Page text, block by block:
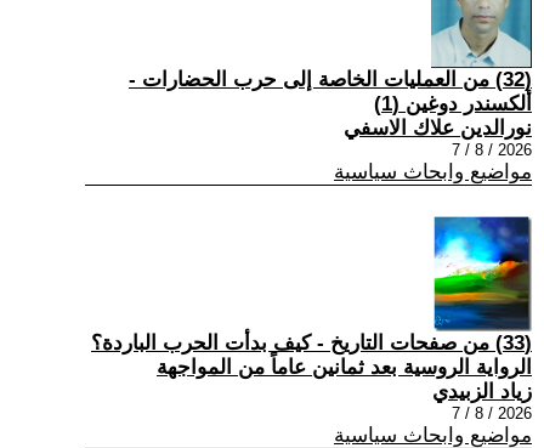
(32) من العمليات الخاصة إلى حرب الحضارات -
ألكسندر دوغين (1)
نورالدين علاك الاسفي
2026 / 8 / 7
مواضيع وابحاث سياسية
(33) من صفحات التاريخ - كيف بدأت الحرب الباردة؟
الرواية الروسية بعد ثمانين عاماً من المواجهة
زياد الزبيدي
2026 / 8 / 7
مواضيع وابحاث سياسية